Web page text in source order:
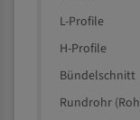
L-Profile
H-Profile
Bündelschnitt
Rundrohr